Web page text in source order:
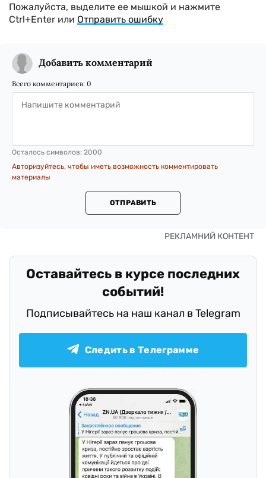
Пожалуйста, выделите ее мышкой и нажмите
Ctrl+Enter или Отправить ошибку
Добавить комментарий
Всего комментариев: 0
Осталось символов: 2000
Авторизуйтесь, чтобы иметь возможность комментировать
материалы
ОТПРАВИТЬ
Оставайтесь в курсе последних
событий!
Подписывайтесь на наш канал в Telegram
Следить в Телеграмме